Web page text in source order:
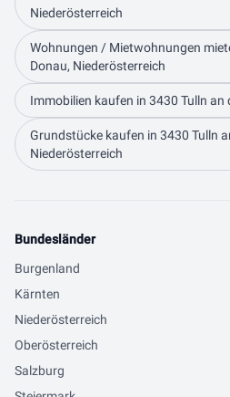
Niederösterreich
Wohnungen / Mietwohnungen
Donau, Niederösterreich
Immobilien kaufen in 3430 Tulln an
Grundstücke kaufen in 3430 Tulln
Niederösterreich
Bundesländer
Burgenland
Kärnten
Niederösterreich
Oberösterreich
Salzburg